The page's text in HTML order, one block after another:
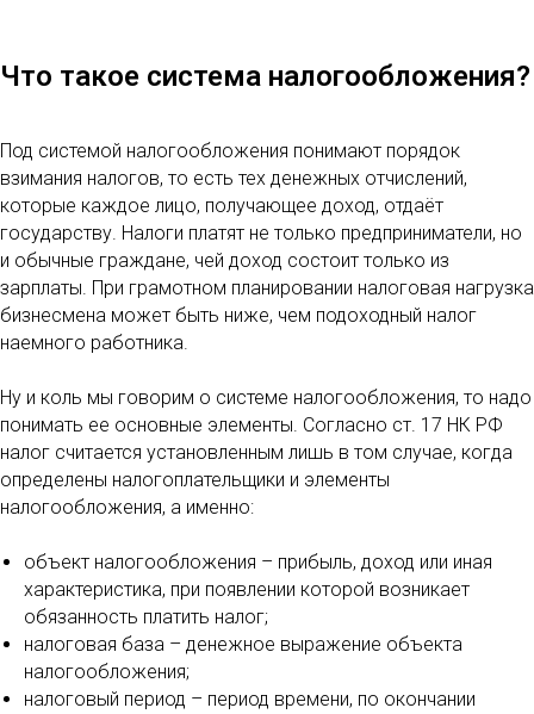
Что такое система налогообложения?
Под системой налогообложения понимают порядок
взимания налогов, то есть тех денежных отчислений,
которые каждое лицо, получающее доход, отдаёт
государству. Налоги платят не только предприниматели, но
и обычные граждане, чей доход состоит только из
зарплаты. При грамотном планировании налоговая нагрузка
бизнесмена может быть ниже, чем подоходный налог
наемного работника.
Ну и коль мы говорим о системе налогообложения, то надо
понимать ее основные элементы. Согласно ст. 17 НК РФ
налог считается установленным лишь в том случае, когда
определены налогоплательщики и элементы
налогообложения, а именно:
объект налогообложения – прибыль, доход или иная
характеристика, при появлении которой возникает
обязанность платить налог;
налоговая база – денежное выражение объекта
налогообложения;
налоговый период – период времени, по окончании